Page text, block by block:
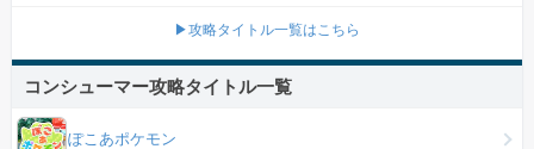
▶攻略タイトル一覧はこちら
コンシューマー攻略タイトル一覧
ぽこあポケモン